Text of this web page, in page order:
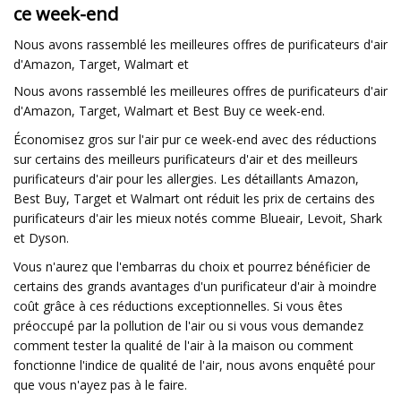
ce week-end
Nous avons rassemblé les meilleures offres de purificateurs d'air
d'Amazon, Target, Walmart et
Nous avons rassemblé les meilleures offres de purificateurs d'air
d'Amazon, Target, Walmart et Best Buy ce week-end.
Économisez gros sur l'air pur ce week-end avec des réductions
sur certains des meilleurs purificateurs d'air et des meilleurs
purificateurs d'air pour les allergies. Les détaillants Amazon,
Best Buy, Target et Walmart ont réduit les prix de certains des
purificateurs d'air les mieux notés comme Blueair, Levoit, Shark
et Dyson.
Vous n'aurez que l'embarras du choix et pourrez bénéficier de
certains des grands avantages d'un purificateur d'air à moindre
coût grâce à ces réductions exceptionnelles. Si vous êtes
préoccupé par la pollution de l'air ou si vous vous demandez
comment tester la qualité de l'air à la maison ou comment
fonctionne l'indice de qualité de l'air, nous avons enquêté pour
que vous n'ayez pas à le faire.